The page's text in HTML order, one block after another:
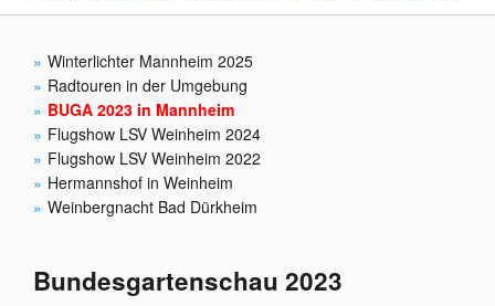
Winterlichter Mannheim 2025
Radtouren in der Umgebung
BUGA 2023 in Mannheim
Flugshow LSV Weinheim 2024
Flugshow LSV Weinheim 2022
Hermannshof in Weinheim
Weinbergnacht Bad Dürkheim
Bundesgartenschau 2023